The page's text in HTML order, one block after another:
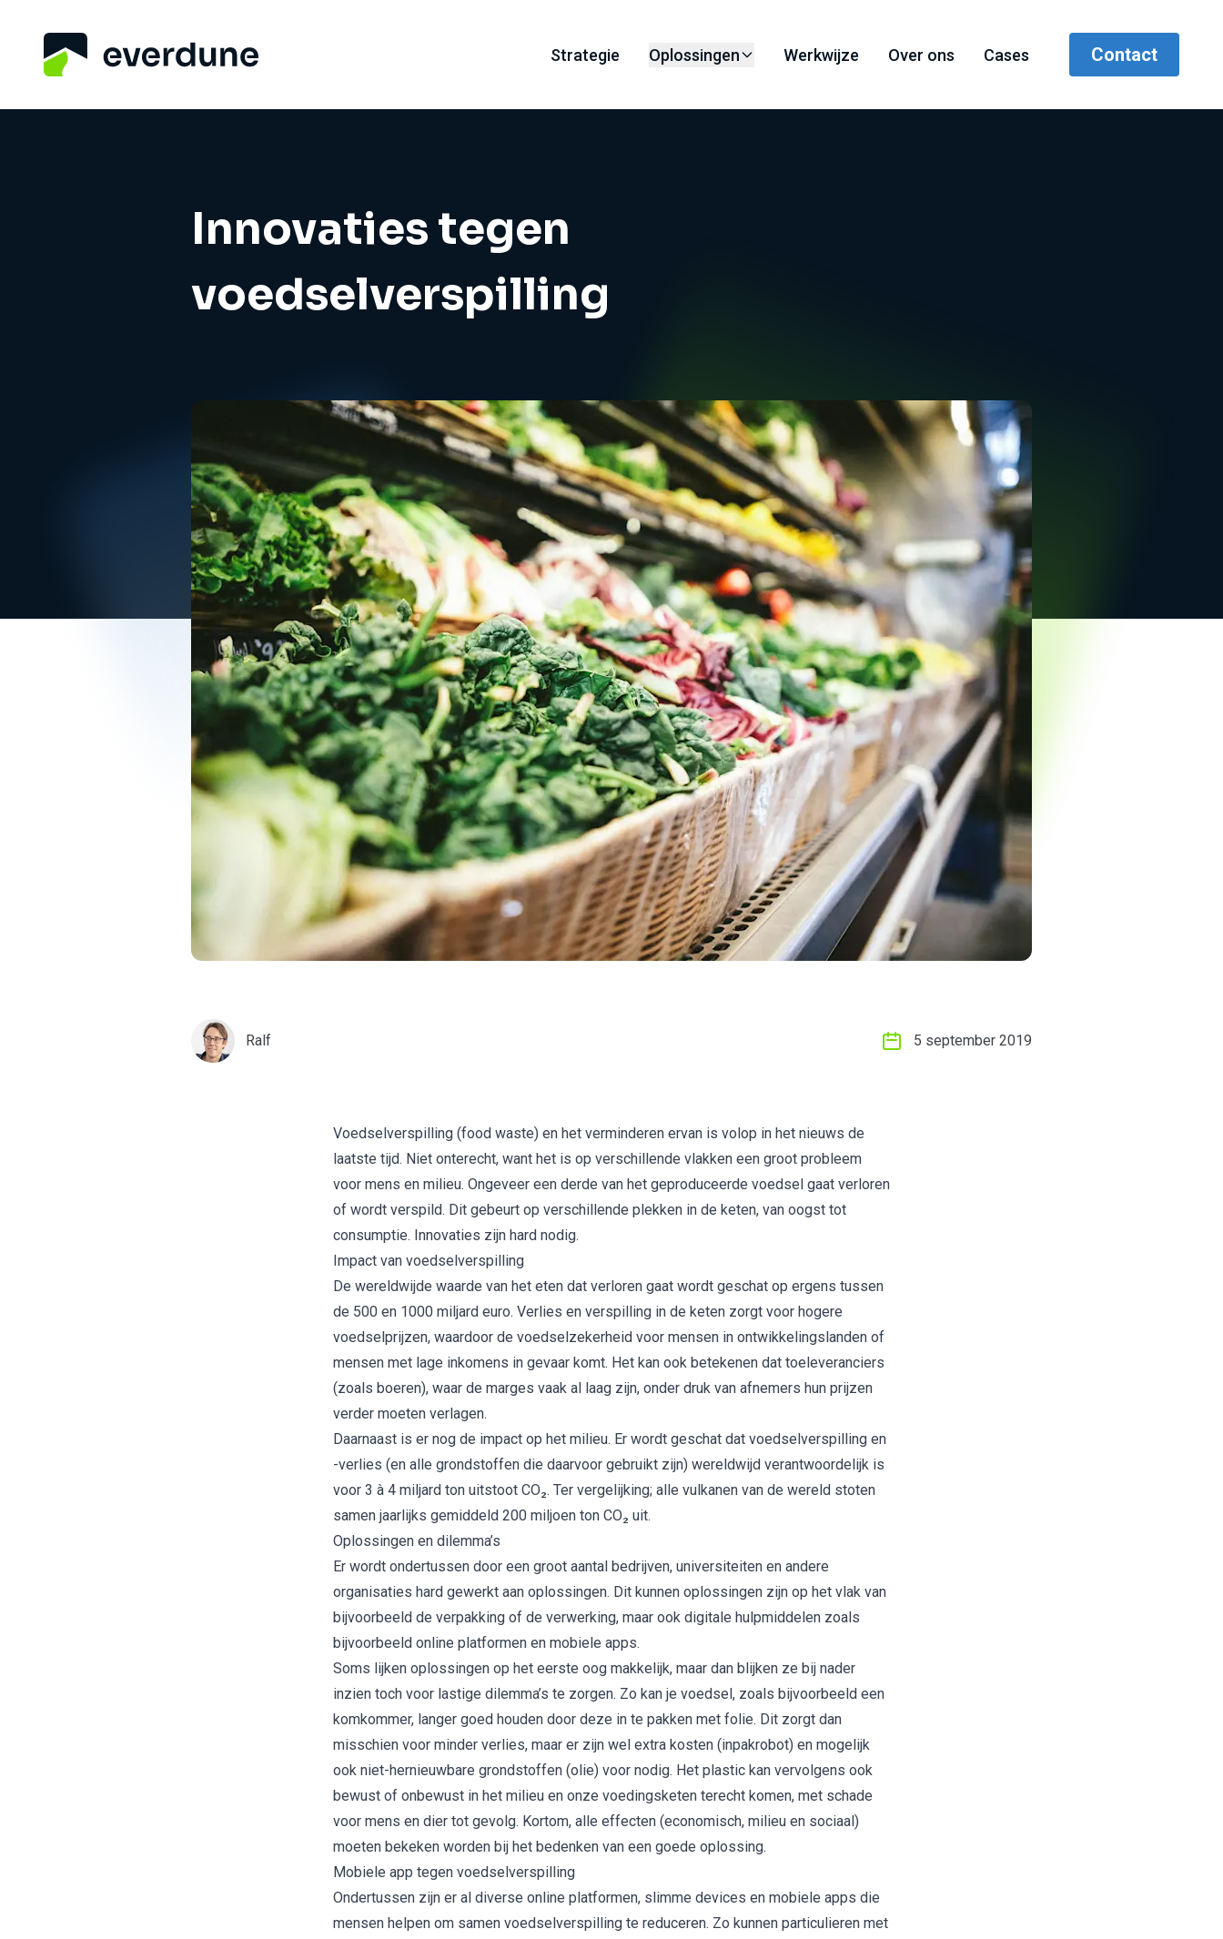
Strategie Oplossingen Werkwijze Over ons Cases Contact
Innovaties tegen
voedselverspilling
Ralf 5 september 2019
Voedselverspilling (food waste) en het verminderen ervan is volop in het nieuws de
laatste tijd. Niet onterecht, want het is op verschillende vlakken een groot probleem
voor mens en milieu. Ongeveer een derde van het geproduceerde voedsel gaat verloren
of wordt verspild. Dit gebeurt op verschillende plekken in de keten, van oogst tot
consumptie. Innovaties zijn hard nodig.
Impact van voedselverspilling
De wereldwijde waarde van het eten dat verloren gaat wordt geschat op ergens tussen
de 500 en 1000 miljard euro. Verlies en verspilling in de keten zorgt voor hogere
voedselprijzen, waardoor de voedselzekerheid voor mensen in ontwikkelingslanden of
mensen met lage inkomens in gevaar komt. Het kan ook betekenen dat toeleveranciers
(zoals boeren), waar de marges vaak al laag zijn, onder druk van afnemers hun prijzen
verder moeten verlagen.
Daarnaast is er nog de impact op het milieu. Er wordt geschat dat voedselverspilling en
-verlies (en alle grondstoffen die daarvoor gebruikt zijn) wereldwijd verantwoordelijk is
voor 3 à 4 miljard ton uitstoot CO₂. Ter vergelijking; alle vulkanen van de wereld stoten
samen jaarlijks gemiddeld 200 miljoen ton CO₂ uit.
Oplossingen en dilemma’s
Er wordt ondertussen door een groot aantal bedrijven, universiteiten en andere
organisaties hard gewerkt aan oplossingen. Dit kunnen oplossingen zijn op het vlak van
bijvoorbeeld de verpakking of de verwerking, maar ook digitale hulpmiddelen zoals
bijvoorbeeld online platformen en mobiele apps.
Soms lijken oplossingen op het eerste oog makkelijk, maar dan blijken ze bij nader
inzien toch voor lastige dilemma’s te zorgen. Zo kan je voedsel, zoals bijvoorbeeld een
komkommer, langer goed houden door deze in te pakken met folie. Dit zorgt dan
misschien voor minder verlies, maar er zijn wel extra kosten (inpakrobot) en mogelijk
ook niet-hernieuwbare grondstoffen (olie) voor nodig. Het plastic kan vervolgens ook
bewust of onbewust in het milieu en onze voedingsketen terecht komen, met schade
voor mens en dier tot gevolg. Kortom, alle effecten (economisch, milieu en sociaal)
moeten bekeken worden bij het bedenken van een goede oplossing.
Mobiele app tegen voedselverspilling
Ondertussen zijn er al diverse online platformen, slimme devices en mobiele apps die
mensen helpen om samen voedselverspilling te reduceren. Zo kunnen particulieren met